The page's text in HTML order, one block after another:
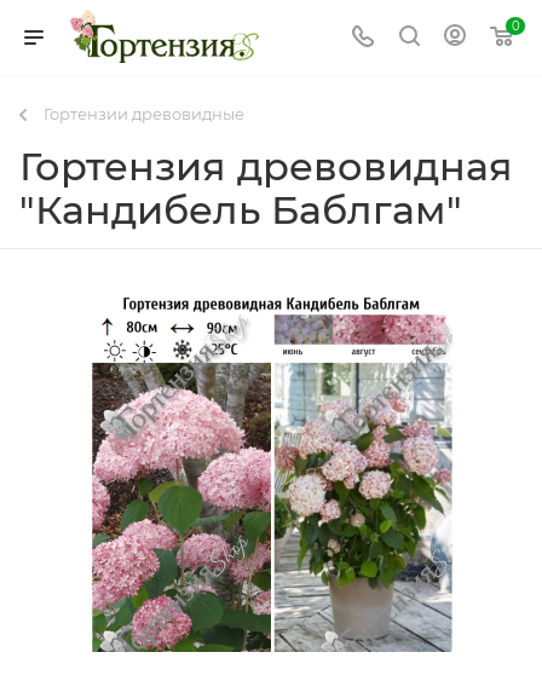
0
Гортензии древовидные
Гортензия древовидная
"Кандибель Баблгам"